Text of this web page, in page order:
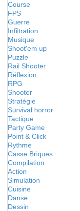
Course
FPS
Guerre
Infiltration
Musique
Shoot'em up
Puzzle
Rail Shooter
Réflexion
RPG
Shooter
Stratégie
Survival horror
Tactique
Party Game
Point & Click
Rythme
Casse Briques
Compilation
Action
Simulation
Cuisine
Danse
Dessin